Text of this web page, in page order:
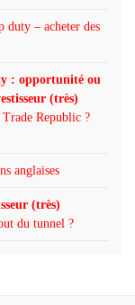
duty – acheter des
: opportunité ou
(très)
Republic ?
anglaises
(très)
du tunnel ?